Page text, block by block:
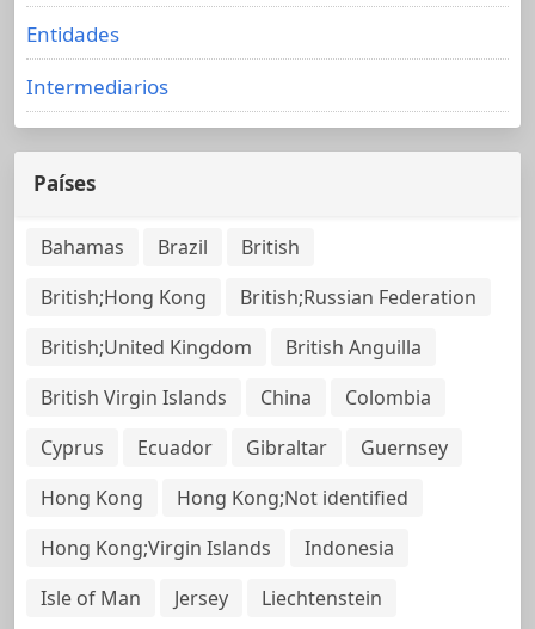
Entidades
Intermediarios
Países
Bahamas Brazil
British
British;Hong Kong
British;Russian Federation
British;United Kingdom
British Anguilla
British Virgin Islands
China
Colombia
Cyprus
Ecuador Gibraltar
Guernsey
Hong Kong
Hong Kong;Not identified
Hong Kong;Virgin Islands
Indonesia
Isle of Man
Jersey
Liechtenstein